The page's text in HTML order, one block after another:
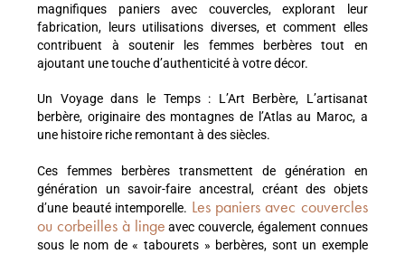
magnifiques paniers avec couvercles, explorant leur
fabrication, leurs utilisations diverses, et comment elles
contribuent à soutenir les femmes berbères tout en
ajoutant une touche d’authenticité à votre décor.
Un Voyage dans le Temps : L’Art Berbère, L’artisanat
berbère, originaire des montagnes de l’Atlas au Maroc, a
une histoire riche remontant à des siècles.
Ces femmes berbères transmettent de génération en
génération un savoir-faire ancestral, créant des objets
d’une beauté intemporelle. Les paniers avec couvercles
ou corbeilles à linge avec couvercle, également connues
sous le nom de « tabourets » berbères, sont un exemple